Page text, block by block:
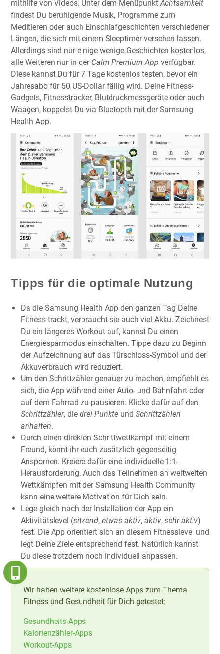
mithilfe von Videos. Unter dem MenüpunktAchtsamkeit
findest Du beruhigende Musik, Programme zum
Meditieren oder auch Einschlafgeschichten verschiedener
Längen, die sich mit einem Sleeptimer versehen lassen.
Allerdings sind nur einige wenige Geschichten kostenlos,
alle Weiteren nur in der Calm Premium App verfügbar.
Diese kannst Du für 7 Tage kostenlos testen, bevor ein
Jahresabo für 50 US-Dollar fällig wird. Deine Fitness-
Gadgets, Fitnesstracker, Blutdruckmessgeräte oder auch
Waagen, koppelst Du via Bluetooth mit der Samsung
Health App.
Tipps für die optimale Nutzung
Da die Samsung Health App den ganzen Tag Deine
Fitness trackt, verbraucht sie auch viel Akku. Zeichnest
Du ein längeres Workout auf, kannst Du einen
Energiesparmodus einschalten. Tippe dazu zu Beginn
der Aufzeichnung auf das Türschloss-Symbol und der
Akkuverbrauch wird reduziert.
Um den Schrittzähler genauer zu machen, empfiehlt es
sich, die App während einer Auto- und Bahnfahrt oder
auf dem Fahrrad zu pausieren. Klicke dafür auf den
Schrittzähler, die drei Punkte und Schrittzählen
anhalten.
Durch einen direkten Schrittwettkampf mit einem
Freund, könnt ihr euch zusätzlich gegenseitig
Anspornen. Kreiere dafür eine individuelle 1:1-
Herausforderung. Auch das Teilnehmen an weltweiten
Wettkämpfen mit der Samsung Health Community
kann eine weitere Motivation für Dich sein.
Lege gleich nach der Installation der App ein
Aktivitätslevel (sitzend, etwas aktiv, aktiv, sehr aktiv)
fest. Die App orientiert sich an diesem Fitnesslevel und
legt Deine Ziele entsprechend fest. Natürlich kannst
Du diese trotzdem noch individuell anpassen.
Wir haben weitere kostenlose Apps zum Thema
Fitness und Gesundheit für Dich getestet:
Gesundheits-Apps
Kalorienzähler-Apps
Workout-Apps